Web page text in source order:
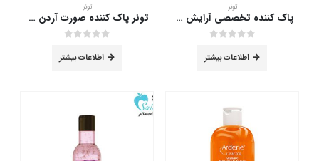
تونر
پاک کننده تخصصی آرایش ضد آب آیسول 150 میلی لیتر
اطلاعات بیشتر
تونر
تونر پاک کننده صورت آردن بیوتی 250 میلی لیتر
اطلاعات بیشتر